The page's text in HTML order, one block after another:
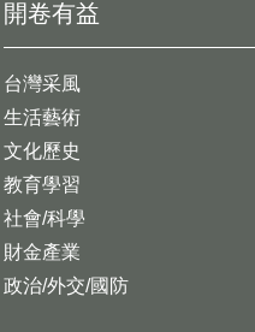
開卷有益
台灣采風
生活藝術
文化歷史
教育學習
社會/科學
財金產業
政治/外交/國防